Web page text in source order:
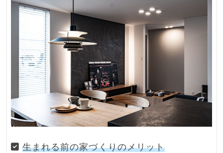
生まれる前の家づくりのメリット